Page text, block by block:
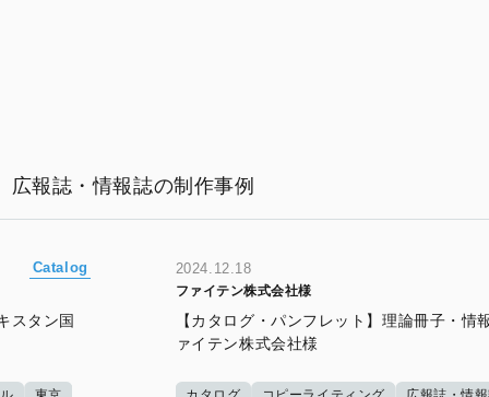
広報誌・情報誌の制作事例
Catalog
スタン国
2024.12.18
ファイテン株式会社様
【カタログ・パンフレット】理論冊子・情
ァイテン株式会社様